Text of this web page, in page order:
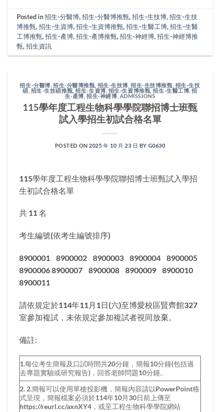
Posted in招生-分醫博,招生-分醫博推甄,招生-生技博,招生-生技
博推甄,招生-生資博,招生-生資博推甄,招生-生醫工博,招生-生醫
工博推甄,招生-產博,招生-產博推甄,招生-神經博,招生-神經博推
甄,招生資訊
招生-分醫博 招生-分醫博推甄 招生-生技博 ,招生-生技博推甄 招生-生技
碩 招生-生技碩推甄,招生-生資博 招生-生資博推甄,招生-生醫工博 ,招
生-產博 ,招生-神經博 ADMISSIONS
115學年度工程生物科學學院聯招博士班甄
試入學招生初試合格名單
POSTED ON2025 年 10 月 23 日 BY G0630
115學年度工程生物科學學院聯招博士班甄試入學招
生初試合格名單
共 11 名
考生編號(依考生編號排序)
8900001 8900002 8900003 8900004 8900005
8900006 8900007 8900008 8900009 8900010
8900011
請依規定於114年11月1日(六)至博愛校區賢齊館327
室參加複試，未依規定參加複試者視同放棄。
備註:
1.每位考生簡報及口試時間共20分鐘，簡報10分鐘(包括過
去專題實驗或研究報告)，回答老師問題10分鐘。
2. 2.簡報可以使用單槍投影機，簡報內容請以PowerPoint格
式呈現，簡報檔案必須於114年10月30日前上傳至
https://reurl.cc/axnXY4，或至工程生物科學學院網站